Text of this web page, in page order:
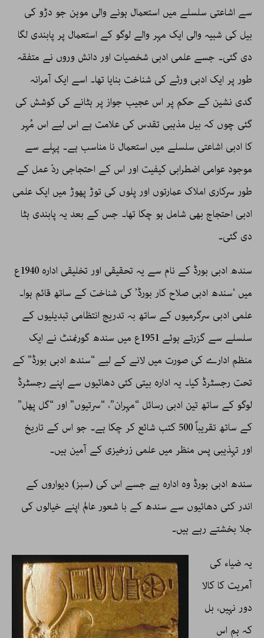
سے اشاعتی سلسلے میں استعمال ہونے والی موہن جو دڑو کی
بیل کی شبیہ والی ایک مہر والے لوگو کے استعمال پر پابندی لگا
دی گئی۔ جسے علمی ادبی شخصیات اور دانش وروں نے متفقہ
طور پر ایک ادبی ورثے کی شناخت بنایا تھا۔ اسے ایک آمرانہ
گدی نشین کے حکم پر اس عجیب جواز پر ہٹانے کی کوشش کی
گئی چوں کہ بیل مذہبی تقدس کی علامت ہے اس لیے اس مُہر
کا ادبی اشاعتی سلسلے میں استعمال نا مناسب ہے۔ پہلے سے
موجود عوامی اضطرابی کیفیت اور اس کے احتجاجی ردّ عمل کے
طور سرکاری املاک عمارتوں اور پلوں کی توڑ پھوڑ میں ایک علمی
ادبی احتجاج بھی شامل ہو چکا تھا۔ جس کے بعد یہ پابندی ہٹا
دی گئی۔
سندھ ادبی بورڈ کے نام سے یہ تحقیقی اور تخلیقی ادارہ 1940ع
میں ‘سندھ ادبی صلاح کار بورڈ’ کی شناخت کے ساتھ قائم ہوا۔
علمی ادبی سرگرمیوں کے ساتھ بہ تدریج انتظامی تبدیلیوں کے
سلسلے سے گزرتے ہوئے 1951ع میں سندھ گورنمنٹ نے ایک
منظم ادارے کی صورت میں لانے کے لیے “سندھ ادبی بورڈ” کے
تحت رجسٹرڈ کیا۔ یہ ادارہ بیتی کئی دھائیوں سے اپنے رجسٹرڈ
لوگو کے ساتھ تین ادبی رسائل “مہران”، “سرتیوں” اور “گل پھل”
کے ساتھ تقریباً 500 کتب شائع کر چکا ہے۔ جو اس کے تاریخ
اور تہذیبی پس منظر میں علمی زرخیزی کے آمین ہیں۔
سندھ ادبی بورڈ وہ ادارہ ہے جسے اس کی (سبز) دیواروں کے
اندر کئی دھائیوں سے سندھ کے با شعور عالم اپنے خیالوں کی
جلا بخشتے رہے ہیں۔
یہ ضیاء کی
آمریت کا کالا
دور نہیں، بل
کہ ہم اس